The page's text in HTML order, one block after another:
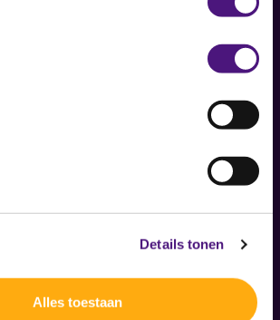
Details tonen
Alles toestaan